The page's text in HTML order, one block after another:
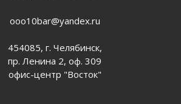
ooo10bar@yandex.ru
454085, г. Челябинск,
пр. Ленина 2, оф. 309
офис-центр "Восток"